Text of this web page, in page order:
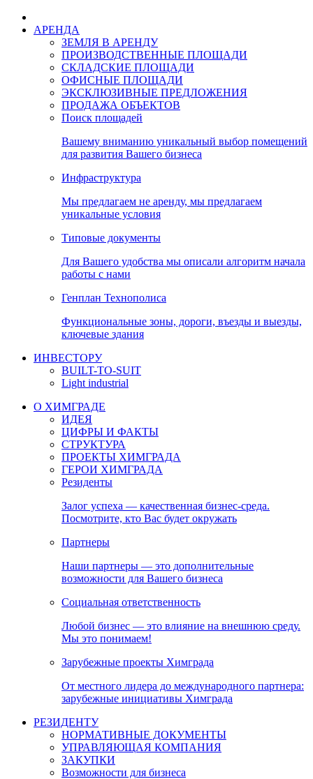
АРЕНДА
ЗЕМЛЯ В АРЕНДУ
ПРОИЗВОДСТВЕННЫЕ ПЛОЩАДИ
СКЛАДСКИЕ ПЛОЩАДИ
ОФИСНЫЕ ПЛОЩАДИ
ЭКСКЛЮЗИВНЫЕ ПРЕДЛОЖЕНИЯ
ПРОДАЖА ОБЪЕКТОВ
Поиск площадей
Вашему вниманию уникальный выбор помещений
для развития Вашего бизнеса
Инфраструктура
Мы предлагаем не аренду, мы предлагаем
уникальные условия
Типовые документы
Для Вашего удобства мы описали алгоритм начала
работы с нами
Генплан Технополиса
Функциональные зоны, дороги, въезды и выезды,
ключевые здания
ИНВЕСТОРУ
BUILT-TO-SUIT
Light industrial
О ХИМГРАДЕ
ИДЕЯ
ЦИФРЫ И ФАКТЫ
СТРУКТУРА
ПРОЕКТЫ ХИМГРАДА
ГЕРОИ ХИМГРАДА
Резиденты
Залог успеха — качественная бизнес-среда.
Посмотрите, кто Вас будет окружать
Партнеры
Наши партнеры — это дополнительные
возможности для Вашего бизнеса
Социальная ответственность
Любой бизнес — это влияние на внешнюю среду.
Мы это понимаем!
Зарубежные проекты Химграда
От местного лидера до международного партнера:
зарубежные инициативы Химграда
РЕЗИДЕНТУ
НОРМАТИВНЫЕ ДОКУМЕНТЫ
УПРАВЛЯЮЩАЯ КОМПАНИЯ
ЗАКУПКИ
Возможности для бизнеса